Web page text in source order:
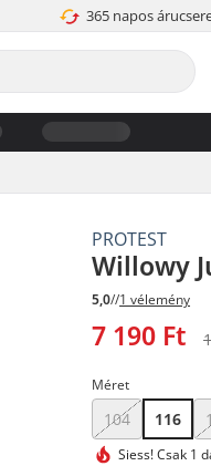
365 napos
PROTEST
Willowy
5,0//1 vélemény
7 190 Ft
Méret
104 116
Siess!Csak 1